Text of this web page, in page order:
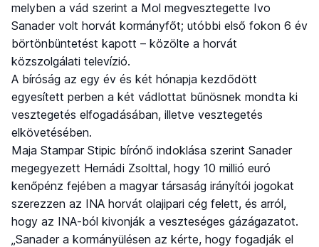
melyben a vád szerint a Mol megvesztegette Ivo
Sanader volt horvát kormányfőt; utóbbi első fokon 6 év
börtönbüntetést kapott – közölte a horvát
közszolgálati televízió.
A bíróság az egy év és két hónapja kezdődött
egyesített perben a két vádlottat bűnösnek mondta ki
vesztegetés elfogadásában, illetve vesztegetés
elkövetésében.
Maja Stampar Stipic bírónő indoklása szerint Sanader
megegyezett Hernádi Zsolttal, hogy 10 millió euró
kenőpénz fejében a magyar társaság irányítói jogokat
szerezzen az INA horvát olajipari cég felett, és arról,
hogy az INA-ból kivonják a veszteséges gázágazatot.
„Sanader a kormányülésen az kérte, hogy fogadják el